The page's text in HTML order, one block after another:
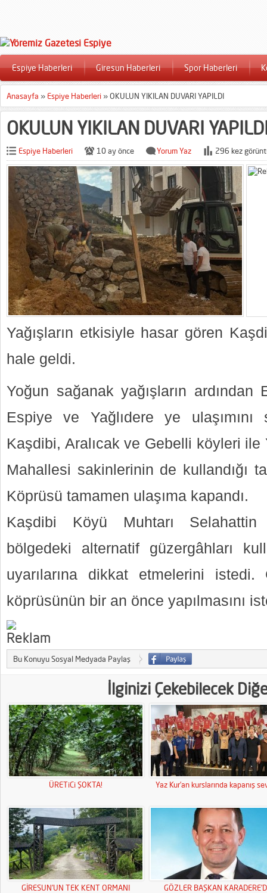
Espiye Haberleri Giresun Haberleri Spor Haberleri
Anasayfa » Espiye Haberleri »OKULUN YIKILAN DUVARI YAPILDI
OKULUN YIKILAN DUVARI
Espiye Haberleri 10 ay önce Yorum Yaz 296 kez
Yağışların etkisiyle hasar gören
hale geldi.
Yoğun sağanak yağışların
Espiye ve Yağlıdere ye ulaşımını
Kaşdibi, Aralıcak ve Gebelli köyleri ile
Mahallesi sakinlerinin de kullandığı
Köprüsü tamamen ulaşıma kapandı.
Kaşdibi Köyü Muhtarı Selahattin
bölgedeki alternatif güzergâhları
uyarılarına dikkat etmelerini istedi.
köprüsünün bir an önce yapılmasını
Bu Konuyu Sosyal Medyada Paylaş
İlginizi Çekebilecek
ÜRETiCi ŞOKTA! Yaz Kur’an kurslarında kapanış
GİRESUN’UN TEK KENT ORMANI
GÖZLER BAŞKAN